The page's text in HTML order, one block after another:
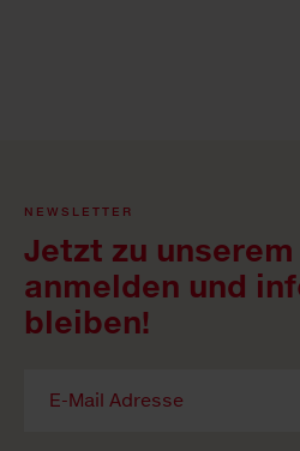
NEWSLETTER
Jetzt zu
anmelden und
bleiben!